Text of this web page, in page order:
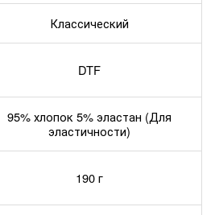
Классический
DTF
95% хлопок 5% эластан (Для
эластичности)
190 г